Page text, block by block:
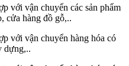
với vận chuyển các sản phẩm
cửa hàng đồ gỗ,..
với vận chuyển hàng hóa có
dựng,..